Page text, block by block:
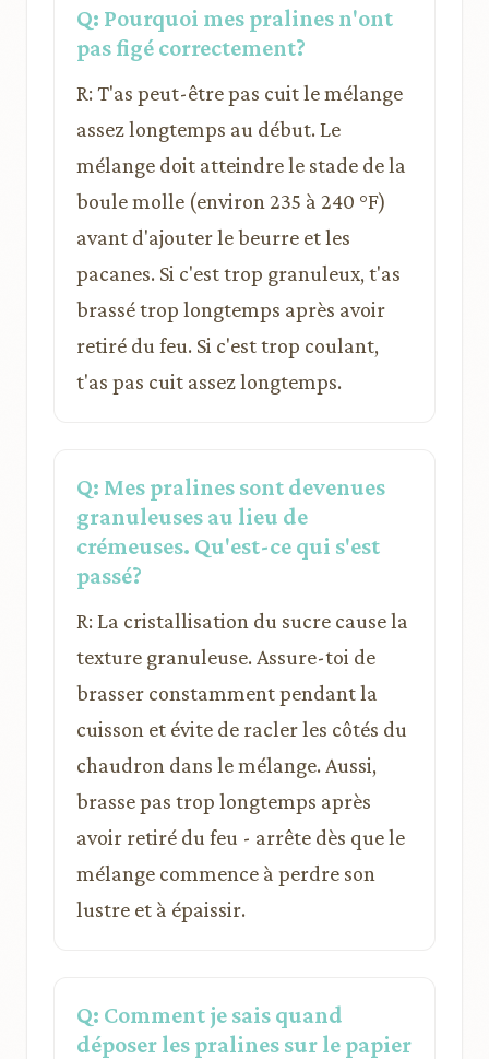
Q: Pourquoi mes pralines n'ont
pas figé correctement?
R: T'as peut-être pas cuit le mélange
assez longtemps au début. Le
mélange doit atteindre le stade de la
boule molle (environ 235 à 240 °F)
avant d'ajouter le beurre et les
pacanes. Si c'est trop granuleux, t'as
brassé trop longtemps après avoir
retiré du feu. Si c'est trop coulant,
t'as pas cuit assez longtemps.
Q: Mes pralines sont devenues
granuleuses au lieu de
crémeuses. Qu'est-ce qui s'est
passé?
R: La cristallisation du sucre cause la
texture granuleuse. Assure-toi de
brasser constamment pendant la
cuisson et évite de racler les côtés du
chaudron dans le mélange. Aussi,
brasse pas trop longtemps après
avoir retiré du feu - arrête dès que le
mélange commence à perdre son
lustre et à épaissir.
Q: Comment je sais quand
déposer les pralines sur le papier